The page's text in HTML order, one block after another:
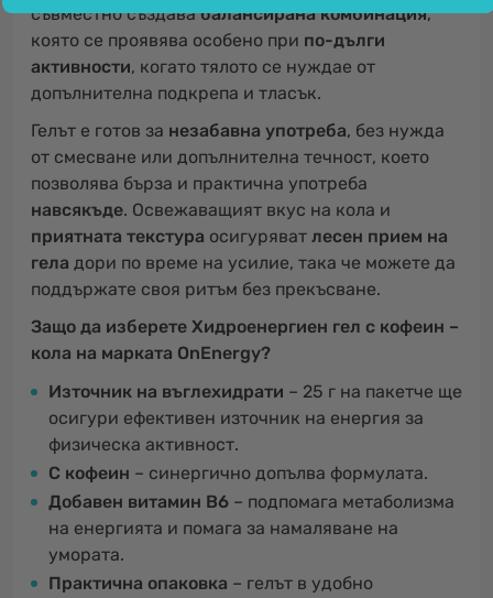
съвместно създавабалансирана комбинация,
която се проявява особено при по-дълги
активности, когато тялото се нуждае от
допълнителна подкрепа и тласък.
Гелът е готов за незабавна употреба, без нужда
от смесване или допълнителна течност, което
позволява бърза и практична употреба
навсякъде. Освежаващият вкус на кола и
приятната текстура осигуряват лесен прием на
гела дори по време на усилие, така че можете да
поддържате своя ритъм без прекъсване.
Защо да изберете Хидроенергиен гел с кофеин –
кола на марката OnEnergy?
Източник на въглехидрати – 25 г на пакетче ще
осигури ефективен източник на енергия за
физическа активност.
С кофеин – синергично допълва формулата.
Добавен витамин B6 – подпомага метаболизма
на енергията и помага за намаляване на
умората.
Практична опаковка – гелът в удобно